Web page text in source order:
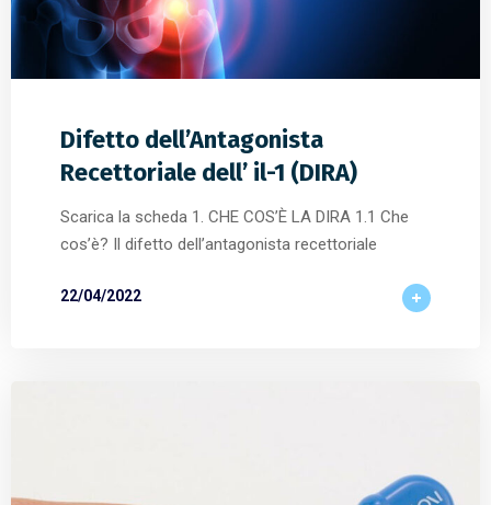
Difetto dell’Antagonista
Recettoriale dell’ il-1 (DIRA)
Scarica la scheda 1. CHE COS’È LA DIRA 1.1 Che
cos’è? Il difetto dell’antagonista recettoriale
22/04/2022